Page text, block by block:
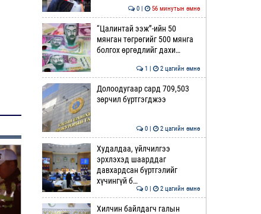
0 | 56 минутын өмнө
“Цалинтай ээж”-ийн 50
мянган төгрөгийг 500 мянга
болгох өргөдлийг дахи…
1 | 2 цагийн өмнө
Долоодугаар сард 709,503
зөрчил бүртгэгджээ
0 | 2 цагийн өмнө
Худалдаа, үйлчилгээ
эрхлэхэд шаарддаг
давхардсан бүртгэлийг
хүчингүй б…
0 | 2 цагийн өмнө
Хилчин байлдагч галын